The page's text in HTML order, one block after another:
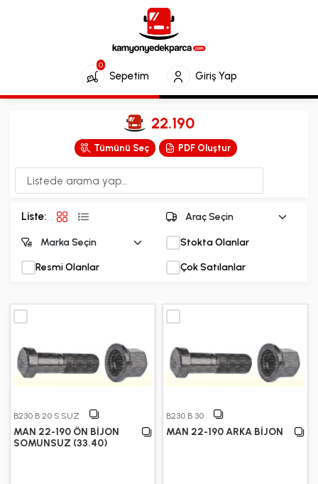
Sepetim
0
Giriş Yap
22.190
Tümünü Seç PDF Oluştur
Liste:
Stokta Olanlar
Resmi Olanlar Çok Satılanlar
B230 B 20 S.SUZ
MAN 22-190 ÖN BİJON
SOMUNSUZ (33.40)
B230 B 30
MAN 22-190 ARKA BİJON